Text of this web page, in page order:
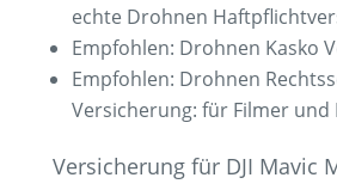
echte Drohnen
Empfohlen: Drohnen Kasko
Empfohlen: Drohnen
Versicherung: für Filmer und
Versicherung für DJI Mavic